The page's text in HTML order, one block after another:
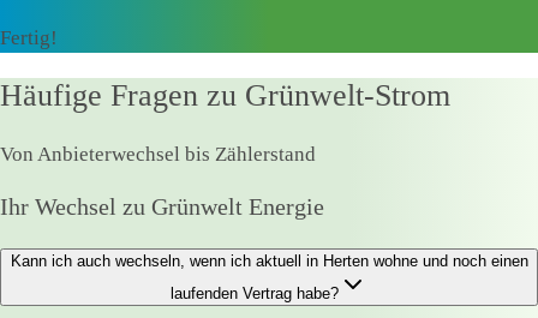
Fertig!
Häufige Fragen zu Grünwelt-Strom
Von Anbieterwechsel bis Zählerstand
Ihr Wechsel zu Grünwelt Energie
Kann ich auch wechseln, wenn ich aktuell in Herten wohne und noch einen
laufenden Vertrag habe?